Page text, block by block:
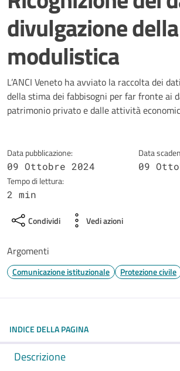
divulgazione della
modulistica
Dettagli della notizia
L’ANCI Veneto ha avviato la raccolta dei
della stima dei fabbisogni per far fronte ai
patrimonio privato e dalle attività
Data pubblicazione:
09 Ottobre 2024
Data
09
Tempo di lettura:
2 min
Condividi Vedi azioni
Argomenti
Comunicazione istituzionale Protezione civile
INDICE DELLA PAGINA
Descrizione